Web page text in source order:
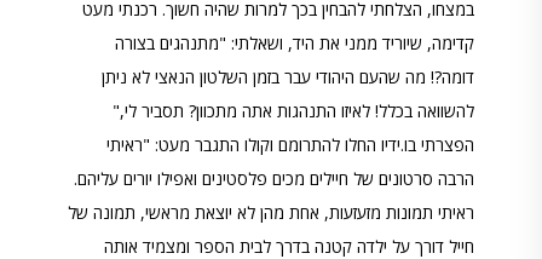
במצחו, הצלחתי להבחין בכך למרות שהיה חשוך. רכנתי מעט
קדימה, שיוריד ממני את היד, ושאלתי: "מתנהגים בצורה
דומה?! מה שהעם היהודי עבר בזמן השלטון הנאצי לא ניתן
להשוואה בכלל! לאיזו התנהגות אתה מתכוון? תסביר לי,"
הפצרתי בו.ידיו החלו להתרומם וקולו התגבר מעט: "ראיתי
הרבה סרטונים של חיילים מכים פלסטינים ואפילו יורים עליהם.
ראיתי תמונות מזעזעות, אחת מהן לא יוצאת מראשי, תמונה של
חייל דורך על ילדה קטנה בדרך לבית הספר ומצמיד אותה